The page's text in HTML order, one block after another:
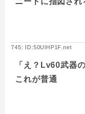
745: ID:50UlHP1F.net
「え？Lv60武器
これが普通